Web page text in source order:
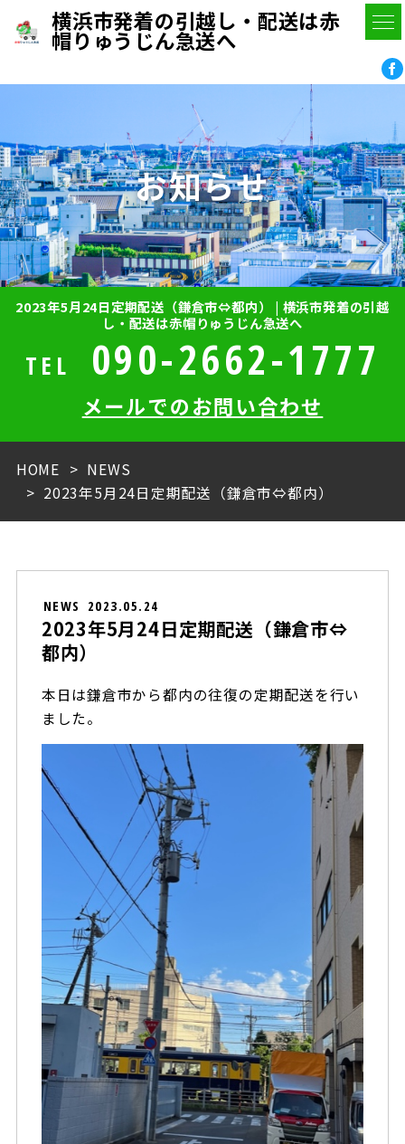
横浜市発着の引越し・配送は赤
帽りゅうじん急送へ
お知らせ
2023年5月24日定期配送（鎌倉市⇔都内） | 横浜市発着の引越
し・配送は赤帽りゅうじん急送へ
TEL 090-2662-1777
メールでのお問い合わせ
HOME
NEWS
2023年5月24日定期配送（鎌倉市⇔都内）
NEWS 2023.05.24
2023年5月24日定期配送（鎌倉市⇔
都内）
本日は鎌倉市から都内の往復の定期配送を行い
ました。